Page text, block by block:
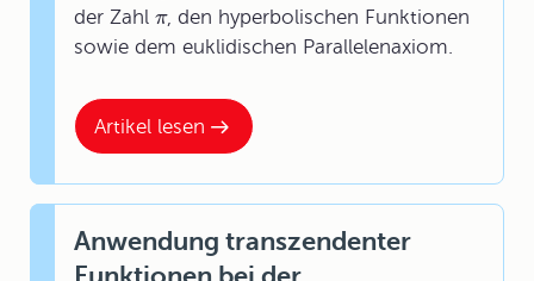
Artikel lesen
der Zahl π, den hyperbolischen Funktionen
sowie dem euklidischen Parallelenaxiom.
Anwendung transzendenter